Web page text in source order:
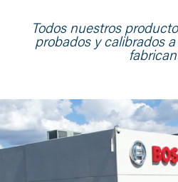
Todos nuestros
probados y calibrados